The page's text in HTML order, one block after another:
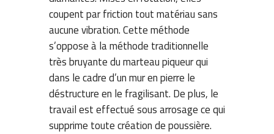
coupent par friction tout matériau sans
aucune vibration. Cette méthode
s’oppose à la méthode traditionnelle
très bruyante du marteau piqueur qui
dans le cadre d’un mur en pierre le
déstructure en le fragilisant. De plus, le
travail est effectué sous arrosage ce qui
supprime toute création de poussière.